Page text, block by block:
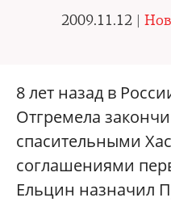
2009.11.12 |
8лет назад в
Отгремела
спасительными
соглашениями
Ельцин назначил